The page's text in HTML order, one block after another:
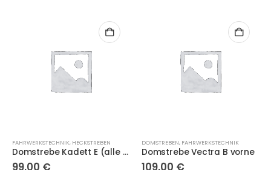
FAHRWERKSTECHNIK, HECKSTREBEN
Domstrebe Kadett E (alle außer Caravan) hinten
99,00 €
DOMSTREBEN, FAHRWERKSTECHNIK
Domstrebe Vectra B vorne
109,00 €